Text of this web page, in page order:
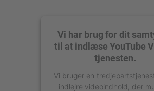
Vi har brug for dit
til at indlæse YouTube
tjenesten.
Vi bruger en
indlejre videoindhold, der